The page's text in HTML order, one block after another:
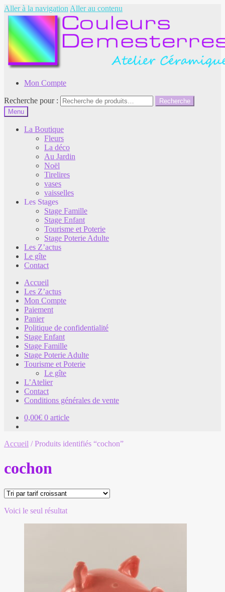
Aller à la navigation Aller au contenu
Mon Compte
Recherche pour :
Recherche
Menu
La Boutique
Fleurs
La déco
Au Jardin
Noël
Tirelires
vases
vaisselles
Les Stages
Stage Famille
Stage Enfant
Tourisme et Poterie
Stage Poterie Adulte
Les Z’actus
Le gîte
Contact
Accueil
Les Z’actus
Mon Compte
Paiement
Panier
Politique de confidentialité
Stage Enfant
Stage Famille
Stage Poterie Adulte
Tourisme et Poterie
Le gîte
L’Atelier
Contact
Conditions générales de vente
0,00€ 0 article
Accueil /Produits identifiés “cochon”
cochon
Voici le seul résultat